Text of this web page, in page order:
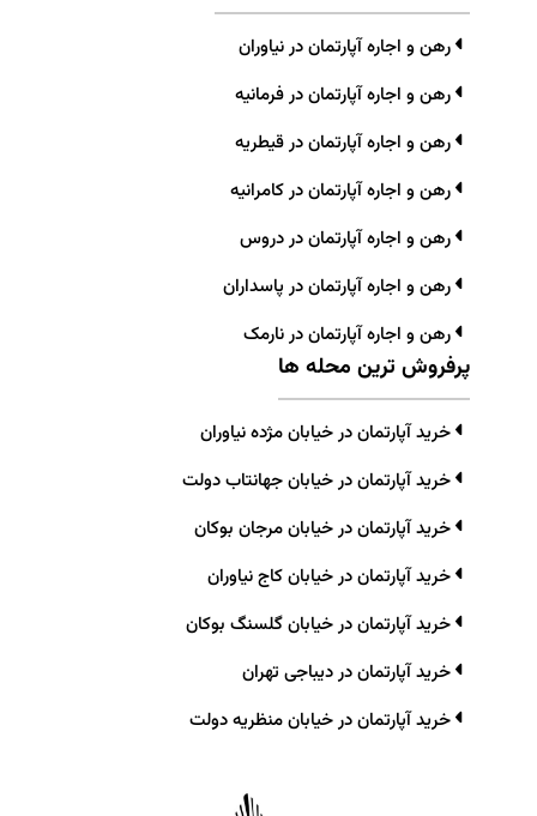
رهن و اجاره آپارتمان در نیاوران
رهن و اجاره آپارتمان در فرمانیه
رهن و اجاره آپارتمان در قیطریه
رهن و اجاره آپارتمان در کامرانیه
رهن و اجاره آپارتمان در دروس
رهن و اجاره آپارتمان در پاسداران
رهن و اجاره آپارتمان در نارمک
پرفروش ترین محله ها
خرید آپارتمان در خیابان مژده نیاوران
خرید آپارتمان در خیابان جهانتاب دولت
خرید آپارتمان در خیابان مرجان بوکان
خرید آپارتمان در خیابان کاج نیاوران
خرید آپارتمان در خیابان گلسنگ بوکان
خرید آپارتمان در دیباجی تهران
خرید آپارتمان در خیابان منظریه دولت